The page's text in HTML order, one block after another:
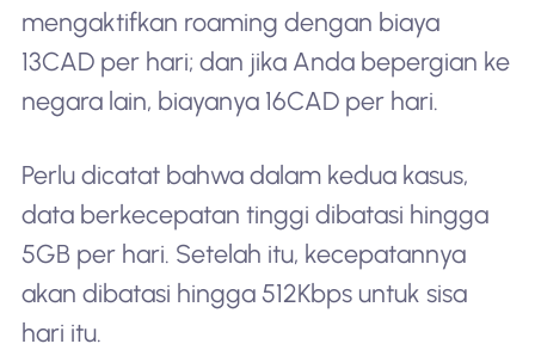
mengaktifkan roaming dengan biaya
13CAD per hari; dan jika Anda bepergian ke
negara lain, biayanya 16CAD per hari.
Perlu dicatat bahwa dalam kedua kasus,
data berkecepatan tinggi dibatasi hingga
5GB per hari. Setelah itu, kecepatannya
akan dibatasi hingga 512Kbps untuk sisa
hari itu.